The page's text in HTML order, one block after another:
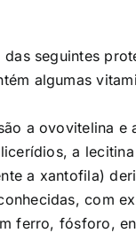
seguintes
algumas
a ovovitelina e
a
a xantofila)
com
ferro, fósforo,